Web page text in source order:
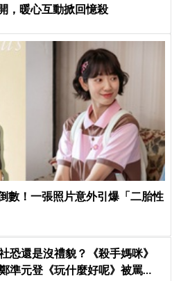
，暖心互動掀回憶殺
數！一張照片意外引爆「二胎性
恐還是沒禮貌？《殺手媽咪》
準元登《玩什麼好呢》被罵